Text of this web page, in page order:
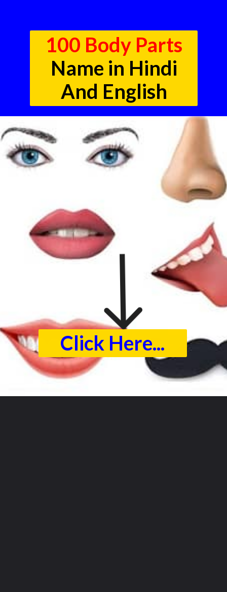
100 Body Parts
Name in Hindi
And English
Click Here...